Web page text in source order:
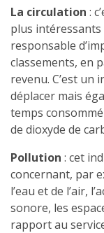
La circulation :
plus intéressants
responsable
classements, en
revenu. C’est un
déplacer mais
temps
de dioxyde de
Pollution : cet
concernant, par
l’eau et de l’air,
sonore, les
rapport au